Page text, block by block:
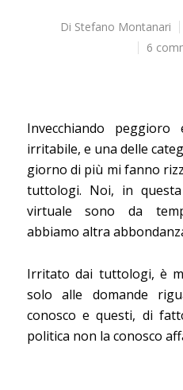
Di Stefano Montanari
6
Invecchiando
irritabile, e una delle
giorno di più mi fanno
tuttologi. Noi, in
virtuale sono da
abbiamo altra
Irritato dai tuttologi, è
solo alle domande
conosco e questi, di
politica non la conosco